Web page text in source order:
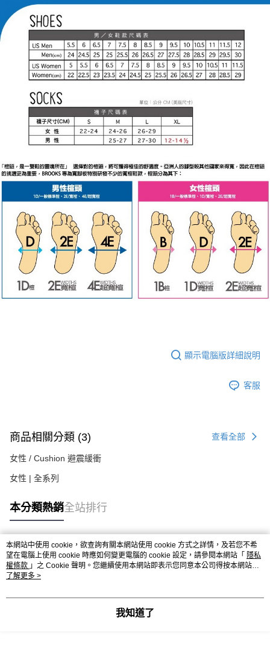
顯示電腦版詳細說明
客服
商品相關分類 (3) 查看全部
女性 / Cushion 避震緩衝
女性 | 全系列
本分類熱銷全站排行
熱門標籤
本網站中使用 cookie，欲查詢有關本網站使用 cookie 方式之詳情，及若您不希
望在電腦上使用 cookie 時應如何變更電腦的 cookie 設定，請參閱本網站「 隱私
權條款 」之 Cookie 聲明。您繼續使用本網站即表示您同意本公司得按本網站使
用條款之 Cookie 聲明使用 cookie。
了解更多 >
我知道了